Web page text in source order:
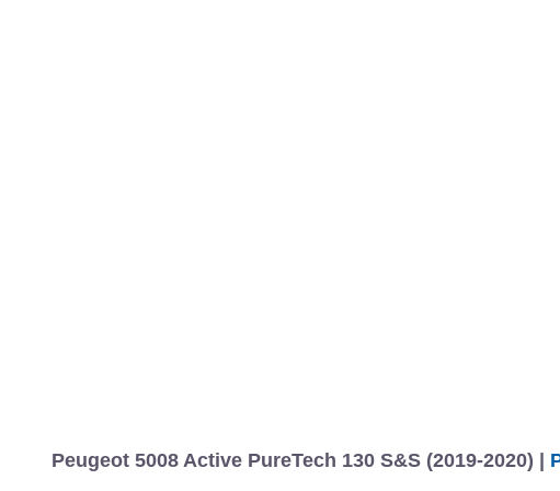
Peugeot 5008 Active PureTech 130 S&S (2019-2020) |